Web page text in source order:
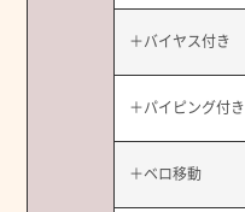
＋バイヤス付き
＋パイピング付き
＋ベロ移動